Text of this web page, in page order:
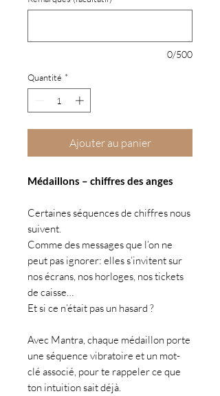
0/500
Quantité *
Ajouter au panier
Médaillons – chiffres des anges
Certaines séquences de chiffres nous
suivent.
Comme des messages que l’on ne
peut pas ignorer: elles s’invitent sur
nos écrans, nos horloges, nos tickets
de caisse…
Et si ce n’était pas un hasard ?
Avec Mantra, chaque médaillon porte
une séquence vibratoire et un mot-
clé associé, pour te rappeler ce que
ton intuition sait déjà.